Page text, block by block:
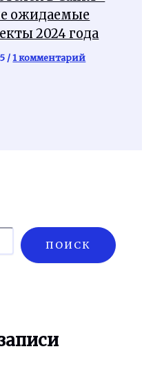
ожидаемые
2024 года
/1 комментарий
ПОИСК